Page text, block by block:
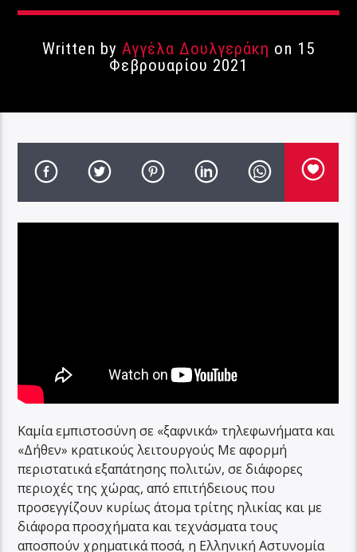
Written by Αγγέλα Δουλγεράκη on 15
Φεβρουαρίου 2021
Καμία εμπιστοσύνη σε «ξαφνικά» τηλεφωνήματα και
«Δήθεν» κρατικούς λειτουργούς Με αφορμή
περιστατικά εξαπάτησης πολιτών, σε διάφορες
περιοχές της χώρας, από επιτήδειους που
προσεγγίζουν κυρίως άτομα τρίτης ηλικίας και με
διάφορα προσχήματα και τεχνάσματα τους
αποσπούν χρηματικά ποσά, η Ελληνική Αστυνομία